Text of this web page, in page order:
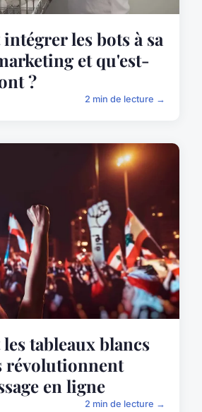
les bots à sa
et qu'est-
?
2 min de lecture →
tableaux blancs
révolutionnent
en ligne
2 min de lecture →